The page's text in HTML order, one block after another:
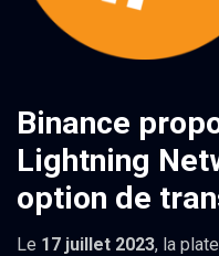
Binance
Lightning
option de
Le 17 juillet 2023, la